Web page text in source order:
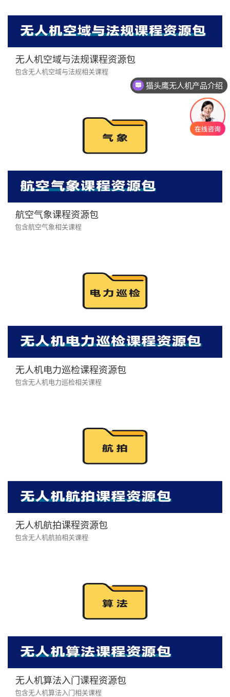
无人机空域与法规课程资源包
包含无人机空域与法规相关课程
航空气象课程资源包
包含航空气象相关课程
无人机电力巡检课程资源包
包含无人机电力巡检相关课程
无人机航拍课程资源包
包含无人机航拍相关课程
无人机算法入门课程资源包
包含无人机算法入门相关课程
猫头鹰无人机产品介绍